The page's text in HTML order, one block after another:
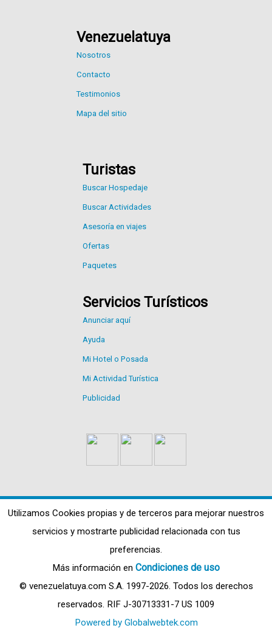
Venezuelatuya
Nosotros
Contacto
Testimonios
Mapa del sitio
Turistas
Buscar Hospedaje
Buscar Actividades
Asesoría en viajes
Ofertas
Paquetes
Servicios Turísticos
Anunciar aquí
Ayuda
Mi Hotel o Posada
Mi Actividad Turística
Publicidad
Utilizamos Cookies propias y de terceros para mejorar nuestros
servicios y mostrarte publicidad relacionada con tus
preferencias.
Más información en Condiciones de uso
© venezuelatuya.com S.A. 1997-2026. Todos los derechos
reservados. RIF J-30713331-7 US 1009
Powered by Globalwebtek.com